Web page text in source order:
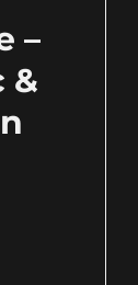
–
&